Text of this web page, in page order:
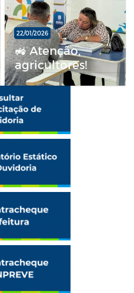
22/01/2026
🚜 Atenção,
agricultores!